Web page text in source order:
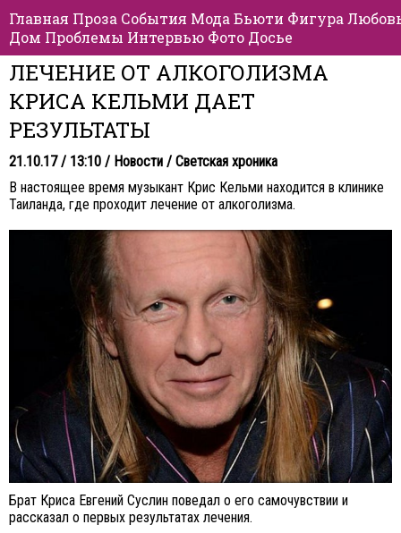
Главная Проза События Мода Бьюти Фигура
Дом Проблемы Интервью Фото Досье
ЛЕЧЕНИЕ ОТ АЛКОГОЛИЗМА
КРИСА КЕЛЬМИ ДАЕТ
РЕЗУЛЬТАТЫ
21.10.17 / 13:10 / Новости / Светская хроника
В настоящее время музыкант Крис Кельми находится в клинике
Таиланда, где проходит лечение от алкоголизма.
Брат Криса Евгений Суслин поведал о его самочувствии и
рассказал о первых результатах лечения.